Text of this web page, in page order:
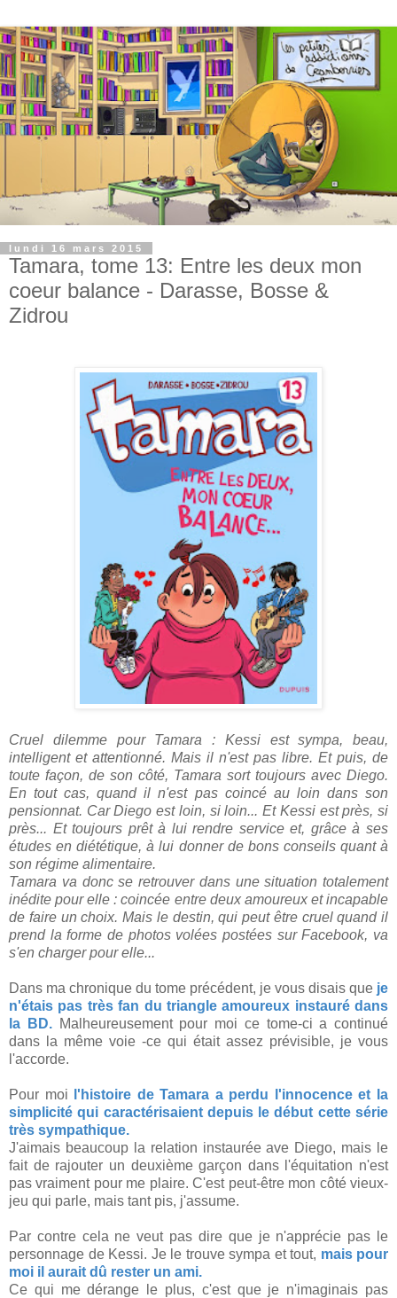
lundi 16 mars 2015
Tamara, tome 13: Entre les deux mon
coeur balance - Darasse, Bosse &
Zidrou
Cruel dilemme pour Tamara : Kessi est sympa, beau,
intelligent et attentionné. Mais il n'est pas libre. Et puis, de
toute façon, de son côté, Tamara sort toujours avec Diego.
En tout cas, quand il n'est pas coincé au loin dans son
pensionnat. Car Diego est loin, si loin... Et Kessi est près, si
près... Et toujours prêt à lui rendre service et, grâce à ses
études en diététique, à lui donner de bons conseils quant à
son régime alimentaire.
Tamara va donc se retrouver dans une situation totalement
inédite pour elle : coincée entre deux amoureux et incapable
de faire un choix. Mais le destin, qui peut être cruel quand il
prend la forme de photos volées postées sur Facebook, va
s'en charger pour elle...
Dans ma chronique du tome précédent, je vous disais que je
n'étais pas très fan du triangle amoureux instauré dans
la BD.Malheureusement pour moi ce tome-ci a continué
dans la même voie -ce qui était assez prévisible, je vous
l'accorde.
Pour moi
l'histoire de Tamara a perdu l'innocence et la
simplicité qui caractérisaient depuis le début cette série
très sympathique.
J'aimais beaucoup la relation instaurée ave Diego, mais le
fait de rajouter un deuxième garçon dans l'équitation n'est
pas vraiment pour me plaire. C'est peut-être mon côté vieux-
jeu qui parle, mais tant pis, j'assume.
Par contre cela ne veut pas dire que je n'apprécie pas le
personnage de Kessi. Je le trouve sympa et tout, mais pour
moi il aurait dû rester un ami.
Ce qui me dérange le plus, c'est que je n'imaginais pas